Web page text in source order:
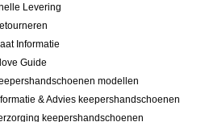
Levering
Informatie
Guide
modellen
& Advies keepershandschoenen
keepershandschoenen